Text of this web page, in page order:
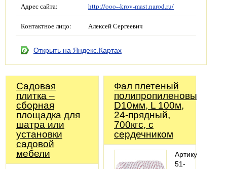
Адрес сайта: http://ooo--krov-mast.narod.ru/
Контактное лицо: Алексей Сергеевич
Открыть на Яндекс.Картах
Садовая
плитка –
сборная
площадка для
шатра или
установки
садовой
мебели
Фал плетеный
полипропиленовый,
D10мм, L 100м,
24-прядный,
700кгс, с
сердечником
Артикул:
51-